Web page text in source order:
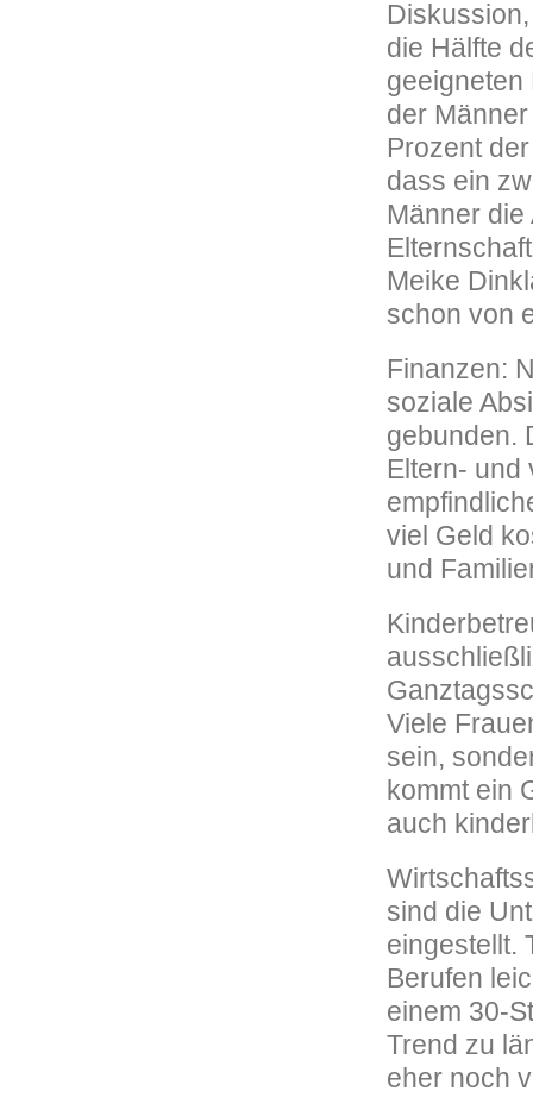
die Hälfte
geeigneten
der
Prozent
dass ein
Männer
Meike
schon von
Finanzen:
soziale
gebunden.
Eltern- und
viel Geld
und
Viele
sein,
kommt ein
auch
sind die
eingestellt.
Berufen
einem 30-
Trend zu
eher noch